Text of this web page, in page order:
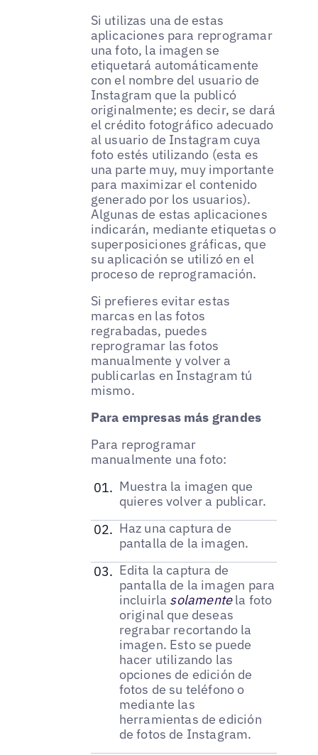
Si utilizas una de estas
aplicaciones para reprogramar
una foto, la imagen se
etiquetará automáticamente
con el nombre del usuario de
Instagram que la publicó
originalmente; es decir, se dará
el crédito fotográfico adecuado
al usuario de Instagram cuya
foto estés utilizando (esta es
una parte muy, muy importante
para maximizar el contenido
generado por los usuarios).
Algunas de estas aplicaciones
indicarán, mediante etiquetas o
superposiciones gráficas, que
su aplicación se utilizó en el
proceso de reprogramación.
Si prefieres evitar estas
marcas en las fotos
regrabadas, puedes
reprogramar las fotos
manualmente y volver a
publicarlas en Instagram tú
mismo.
Para empresas más grandes
Para reprogramar
manualmente una foto:
Muestra la imagen que
quieres volver a publicar.
Haz una captura de
pantalla de la imagen.
Edita la captura de
pantalla de la imagen para
incluirla solamentela foto
original que deseas
regrabar recortando la
imagen. Esto se puede
hacer utilizando las
opciones de edición de
fotos de su teléfono o
mediante las
herramientas de edición
de fotos de Instagram.